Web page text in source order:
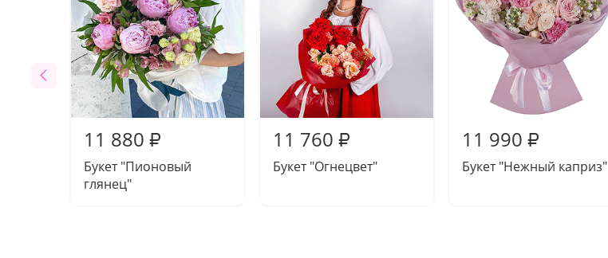
11 880 ₽
Букет "Пионовый
глянец"
11 760 ₽
Букет "Огнецвет"
11 990 ₽
Букет "Нежный каприз"